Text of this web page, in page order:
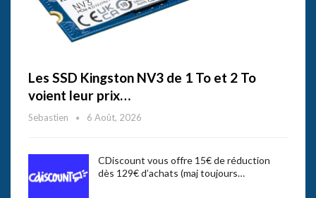
Les SSD Kingston NV3 de 1 To et 2 To
voient leur prix…
Sebastien 6 Août, 2026
CDiscount vous offre 15€ de réduction
dès 129€ d’achats (maj toujours…